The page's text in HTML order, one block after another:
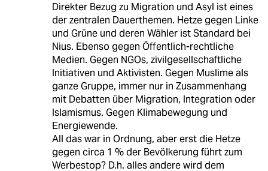
Direkter Bezug zu Migration und Asyl ist eines
der zentralen Dauerthemen. Hetze gegen Linke
und Grüne und deren Wähler ist Standard bei
Nius. Ebenso gegen Öffentlich-rechtliche
Medien. Gegen NGOs, zivilgesellschaftliche
Initiativen und Aktivisten. Gegen Muslime als
ganze Gruppe, immer nur in Zusammenhang
mit Debatten über Migration, Integration oder
Islamismus. Gegen Klimabewegung und
Energiewende.
All das war in Ordnung, aber erst die Hetze
gegen circa 1 % der Bevölkerung führt zum
Werbestop? D.h. alles andere wird dem